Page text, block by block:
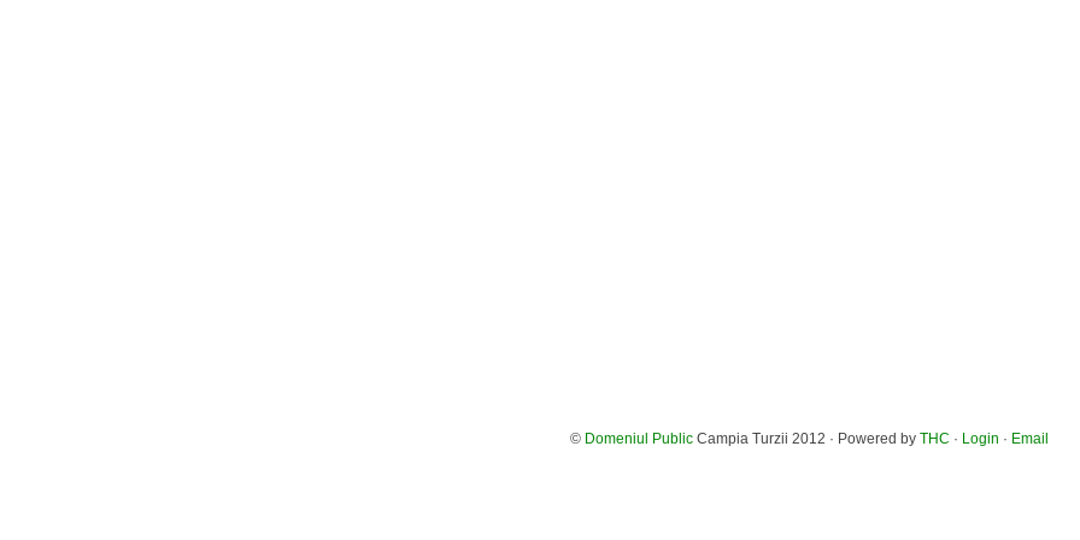
© Domeniul Public Campia Turzii 2012 · Powered by THC · Login · Email